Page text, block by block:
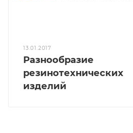
13.01.2017
Разнообразие
резинотехнических
изделий